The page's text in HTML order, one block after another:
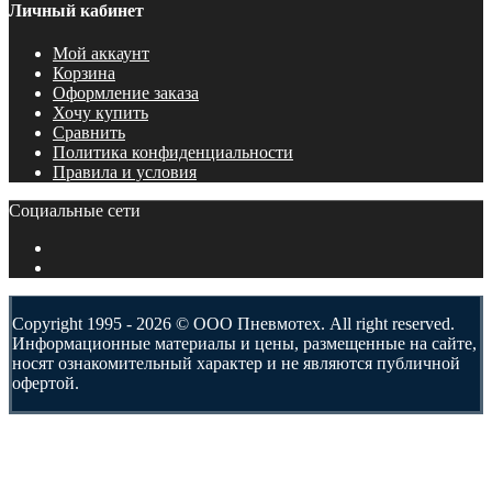
Личный кабинет
Мой аккаунт
Корзина
Оформление заказа
Хочу купить
Сравнить
Политика конфиденциальности
Правила и условия
Социальные сети
Copyright 1995 - 2026 © ООО Пневмотех. All right reserved.
Информационные материалы и цены, размещенные на сайте,
носят ознакомительный характер и не являются публичной
офертой.